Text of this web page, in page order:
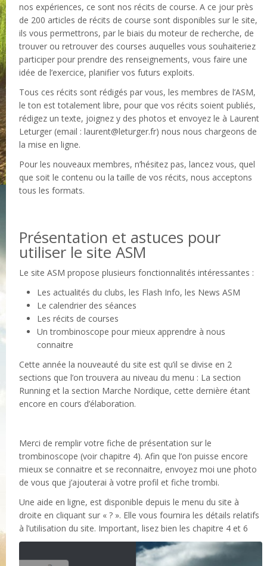
nos expériences, ce sont nos récits de course. A ce jour près
de 200 articles de récits de course sont disponibles sur le site,
ils vous permettrons, par le biais du moteur de recherche, de
trouver ou retrouver des courses auquelles vous souhaiteriez
participer pour prendre des renseignements, vous faire une
idée de l’exercice, planifier vos futurs exploits.
Tous ces récits sont rédigés par vous, les membres de l’ASM,
le ton est totalement libre, pour que vos récits soient publiés,
rédigez un texte, joignez y des photos et envoyez le à Laurent
Leturger (email : laurent@leturger.fr) nous nous chargeons de
la mise en ligne.
Pour les nouveaux membres, n’hésitez pas, lancez vous, quel
que soit le contenu ou la taille de vos récits, nous acceptons
tous les formats.
Présentation et astuces pour
utiliser le site ASM
Le site ASM propose plusieurs fonctionnalités intéressantes :
Les actualités du clubs, les Flash Info, les News ASM
Le calendrier des séances
Les récits de courses
Un trombinoscope pour mieux apprendre à nous
connaitre
Cette année la nouveauté du site est qu’il se divise en 2
sections que l’on trouvera au niveau du menu : La section
Running et la section Marche Nordique, cette dernière étant
encore en cours d’élaboration.
Merci de remplir votre fiche de présentation sur le
trombinoscope (voir chapitre 4). Afin que l’on puisse encore
mieux se connaitre et se reconnaitre, envoyez moi une photo
de vous que j’ajouterai à votre profil et fiche trombi.
Une aide en ligne, est disponible depuis le menu du site à
droite en cliquant sur « ? ». Elle vous fournira les détails relatifs
à l’utilisation du site. Important, lisez bien les chapitre 4 et 6